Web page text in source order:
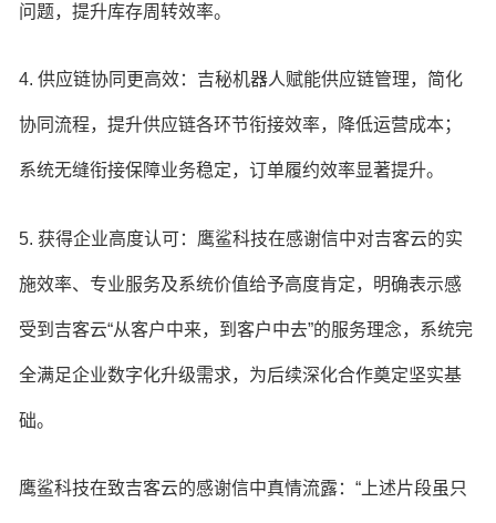
问题，提升库存周转效率。
4. 供应链协同更高效：吉秘机器人赋能供应链管理，简化
协同流程，提升供应链各环节衔接效率，降低运营成本；
系统无缝衔接保障业务稳定，订单履约效率显著提升。
5. 获得企业高度认可：鹰鲨科技在感谢信中对吉客云的实
施效率、专业服务及系统价值给予高度肯定，明确表示感
受到吉客云“从客户中来，到客户中去”的服务理念，系统完
全满足企业数字化升级需求，为后续深化合作奠定坚实基
础。
鹰鲨科技在致吉客云的感谢信中真情流露：“上述片段虽只